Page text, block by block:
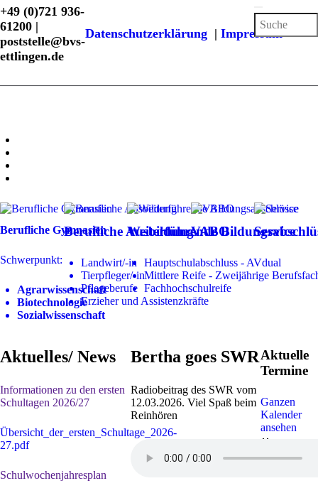
+49 (0)721 936-
61200 |
poststelle@bvs-
ettlingen.de
Datenschutzerklärung | Impressum
Berufliche Gymnasien
Schwerpunkt:
Agrarwissenschaft
Biotechnologie
Sozialwissenschaft
Berufliche Ausbildung
Landwirt/-in
Tierpfleger/-in
Pflegeberufe
Erzieher und Assistenzkräfte
Weiterführende
Hauptschulabschluss - AVdual
Mittlere Reife - Zweijährige
Fachhochschulreife
VABO Service
Aktuelles/ News
Informationen zu den ersten
Schultagen 2026/27
Übersicht_der_ersten_Schultage_2026-
27.pdf
Schulwochenjahresplan
Bertha goes SWR
Radiobeitrag des SWR vom
12.03.2026. Viel Spaß beim
Reinhören
Aktuelle
Termine
Ganzen
Kalender
ansehen
Sep. 2026